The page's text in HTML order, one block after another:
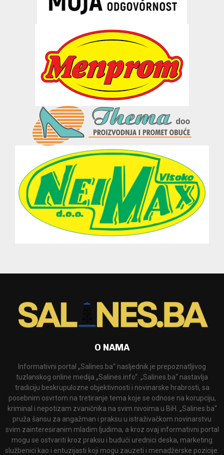
O NAMA
Informativni portal „Salines.ba“ nasljednik je prepoznatljivog
tuzlanskog online medija „Salines.info“. „Salines.ba“ nastavlja
tradiciju beskrupulozne objektivnosti i novinarske hrabrosti, sa
posebnim osvrtom na tretiranje tema koje se odnose na korupciju,
kriminal i nepotizam zvaničnika na svim nivoima u BiH. „Salines.ba“
pruža šansu za angažman i praksu u istraživačkom novinarstvu
svim zainteresiranim mladim ljudima, a kroz ovaj informativni portal
mogu se ostvariti kroz praksu i budući urednici deska, marketing
službenici kao i entuzijasti koji mogu zauzeti i menadžerske pozicije.